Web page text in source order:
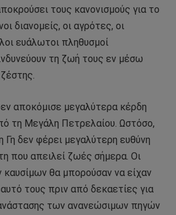
τους κανονισμούς για το
διανομείς, οι αγρότες, οι
ευάλωτοι πληθυσμοί
τη ζωή τους εν μέσω
αποκόμισε μεγαλύτερα κέρδη
τη Μεγάλη Πετρελαίου. Ωστόσο,
Γη δεν φέρει μεγαλύτερη ευθύνη
που απειλεί ζωές σήμερα. Οι
καυσίμων θα μπορούσαν να είχαν
τους πριν από δεκαετίες για
των ανανεώσιμων πηγών